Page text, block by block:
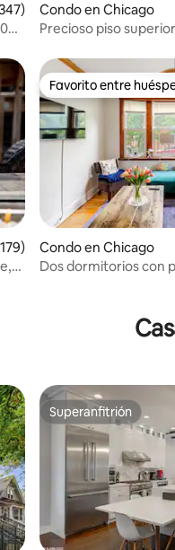
promedio: 4.99 de 5,
Condo en Chicago
Precioso piso
promedio: 4.97 de 5,
Favorito entre
Favorito entre
Condo en Chicago
Dos dormitorios con
Superanfitrión
Superanfitrión